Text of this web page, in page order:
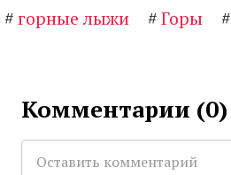
#горные лыжи #Горы #
Комментарии (0)